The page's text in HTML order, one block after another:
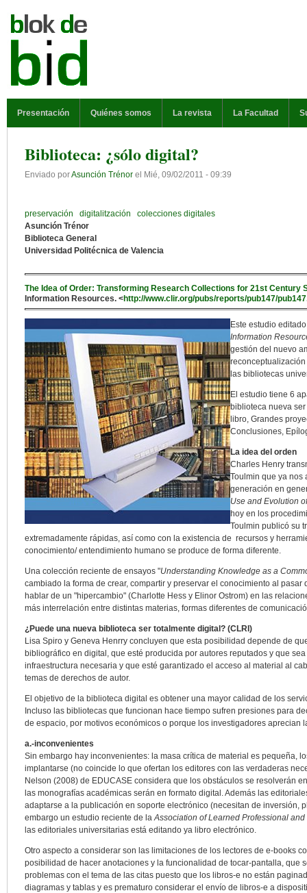
Presentación Quiénes somos La revista La Facultad
Biblioteca: ¿sólo digital?
Enviado porAsunción Trénor el Mié, 09/02/2011 - 09:39
preservación digitalitzación
colecciones digitales
Asunción Trénor
Biblioteca General
Universidad Politécnica de Valencia
The Idea of Order: Transforming Research Collections for 21st Century
Information Resources. <http://www.clir.org/pubs/reports/pub147/
Este estudio
Information
gestión del nuevo
las bibliotecas
El estudio tiene 6
biblioteca nueva
libro, Grandes
Conclusiones,
La idea del orden
Charles Henry
Toulmin que ya nos
generación en
Use and Evolution
hoy en los
Toulmin publicó su
extremadamente rápidas, así como con la existencia de recursos y
conocimiento/ entendimiento humano se produce de forma diferente.
Una colección reciente de ensayos "Understanding Knowledge as a
cambiado la forma de crear, compartir y preservar el conocimiento al
hablar de un "hipercambio" (Charlotte Hess y Elinor Ostrom) en las
más interrelación entre distintas materias, formas diferentes de
¿Puede una nueva biblioteca ser totalmente digital? (CLRI)
Lisa Spiro y Geneva Henrry concluyen que esta posibilidad depende de
bibliográfico en digital, que esté producida por autores reputados y que
infraestructura necesaria y que esté garantizado el acceso al material al
temas de derechos de autor.
El objetivo de la biblioteca digital es obtener una mayor calidad de los
Incluso las bibliotecas que funcionan hace tiempo sufren presiones para
de espacio, por motivos económicos o porque los investigadores aprecian
a.-inconvenientes
Sin embargo hay inconvenientes: la masa crítica de material es pequeña,
implantarse (no coincide lo que ofertan los editores con las verdaderas
Nelson (2008) de EDUCASE considera que los obstáculos se resolverán
las monografías académicas serán en formato digital. Además las
adaptarse a la publicación en soporte electrónico (necesitan de inversión,
embargo un estudio reciente de laAssociation of Learned Professional
las editoriales universitarias está editando ya libro electrónico.
Otro aspecto a considerar son las limitaciones de los lectores de e-books
posibilidad de hacer anotaciones y la funcionalidad de tocar-pantalla, que
problemas con el tema de las citas puesto que los libros-e no están
diagramas y tablas y es prematuro considerar el envío de libros-e a